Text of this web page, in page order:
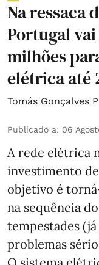
Na ressaca
Portugal
milhões
elétrica até
Tomás Gonçalves
Publicado a: 06
A rede elétrica
investimento de
objetivo é
na sequência
tempestades
problemas